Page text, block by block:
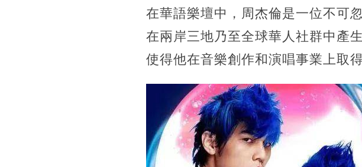
在華語樂壇中，周杰倫是一位不可
在兩岸三地乃至全球華人社群中產
使得他在音樂創作和演唱事業上取